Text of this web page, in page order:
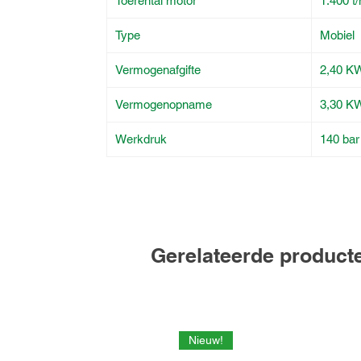
Type Mobiel
Vermogenafgifte 2,40
Vermogenopname 3,30
Werkdruk 140 bar
Gerelateerde
Nieuw!